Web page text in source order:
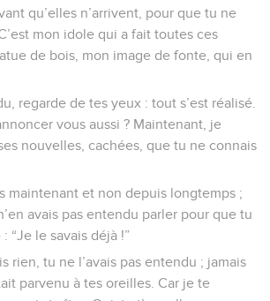
qu’elles n’arrivent, pour que tu ne
mon idole qui a fait toutes ces
de bois, mon image de fonte, qui en
regarde de tes yeux : tout s’est réalisé.
vous aussi ? Maintenant, je
nouvelles, cachées, que tu ne connais
maintenant et non depuis longtemps ;
avais pas entendu parler pour que tu
“Je le savais déjà !”
rien, tu ne l’avais pas entendu ; jamais
parvenu à tes oreilles. Car je te